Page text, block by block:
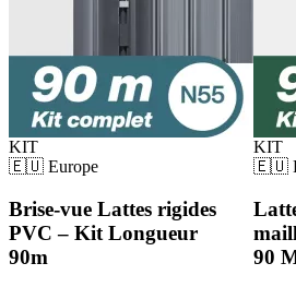
KIT
🇪🇺 Europe
Brise-vue Lattes rigides
PVC – Kit Longueur
90m
KIT
🇪🇺
90